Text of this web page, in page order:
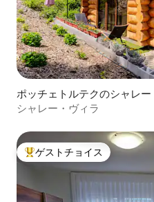
ポッチェトルテクのシャレー
シャレー・ヴィラ
大好評のゲストチョイスです。
ゲストチョイス